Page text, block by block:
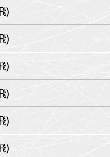
５國
‧大吉嶺‧喀什米爾
５國
地阿拉伯
阿曼
卡達
)
)
)
)
)
)